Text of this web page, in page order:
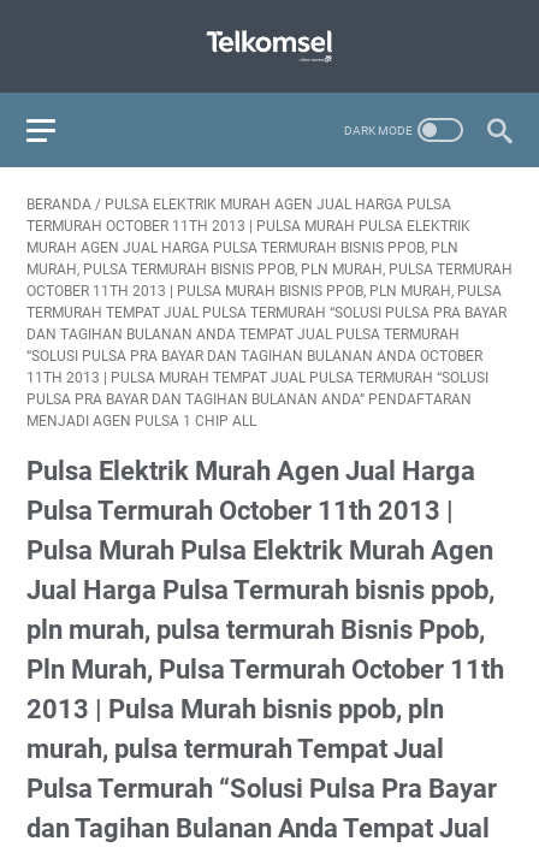
BERANDA / PULSA ELEKTRIK MURAH AGEN JUAL HARGA PULSA
TERMURAH OCTOBER 11TH 2013 | PULSA MURAH PULSA ELEKTRIK
MURAH AGEN JUAL HARGA PULSA TERMURAH BISNIS PPOB, PLN
MURAH, PULSA TERMURAH BISNIS PPOB, PLN MURAH, PULSA TERMURAH
OCTOBER 11TH 2013 | PULSA MURAH BISNIS PPOB, PLN MURAH, PULSA
TERMURAH TEMPAT JUAL PULSA TERMURAH “SOLUSI PULSA PRA BAYAR
DAN TAGIHAN BULANAN ANDA TEMPAT JUAL PULSA TERMURAH
“SOLUSI PULSA PRA BAYAR DAN TAGIHAN BULANAN ANDA OCTOBER
11TH 2013 | PULSA MURAH TEMPAT JUAL PULSA TERMURAH “SOLUSI
PULSA PRA BAYAR DAN TAGIHAN BULANAN ANDA” PENDAFTARAN
MENJADI AGEN PULSA 1 CHIP ALL
Pulsa Elektrik Murah Agen Jual Harga
Pulsa Termurah October 11th 2013 |
Pulsa Murah Pulsa Elektrik Murah Agen
Jual Harga Pulsa Termurah bisnis ppob,
pln murah, pulsa termurah Bisnis Ppob,
Pln Murah, Pulsa Termurah October 11th
2013 | Pulsa Murah bisnis ppob, pln
murah, pulsa termurah Tempat Jual
Pulsa Termurah “Solusi Pulsa Pra Bayar
dan Tagihan Bulanan Anda Tempat Jual